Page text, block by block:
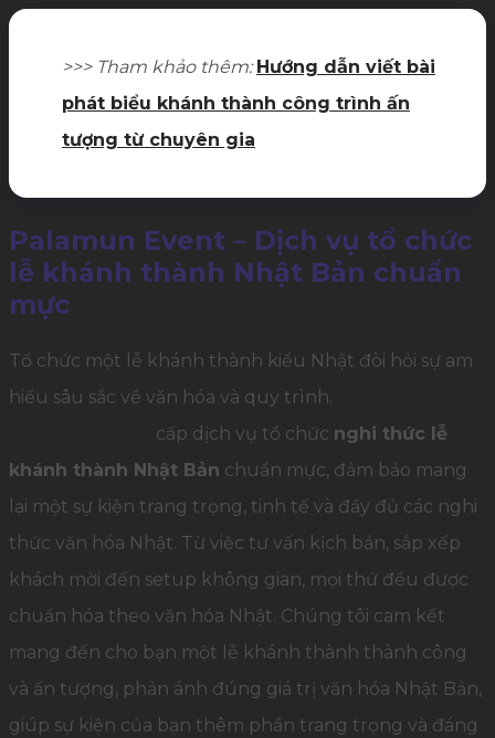
>>> Tham khảo thêm: Hướng dẫn viết bài
phát biểu khánh thành công trình ấn
tượng từ chuyên gia
Palamun Event – Dịch vụ tổ chức
lễ khánh thành Nhật Bản chuẩn
mực
Tổ chức một lễ khánh thành kiểu Nhật đòi hỏi sự am
hiểu sâu sắc về văn hóa và quy trình.
cấp dịch vụ tổ chức nghi thức lễ
khánh thành Nhật Bản chuẩn mực, đảm bảo mang
lại một sự kiện trang trọng, tinh tế và đầy đủ các nghi
thức văn hóa Nhật. Từ việc tư vấn kịch bản, sắp xếp
khách mời đến setup không gian, mọi thứ đều được
chuẩn hóa theo văn hóa Nhật. Chúng tôi cam kết
mang đến cho bạn một lễ khánh thành thành công
và ấn tượng, phản ánh đúng giá trị văn hóa Nhật Bản,
giúp sự kiện của bạn thêm phần trang trọng và đáng